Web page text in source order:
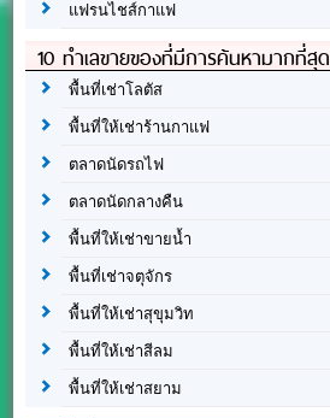
แฟรนไชส์กาแฟ
10 ทำเลขายของที่มีการค้นหามากที่สุด
พื้นที่เช่าโลตัส
พื้นที่ให้เช่าร้านกาแฟ
ตลาดนัดรถไฟ
ตลาดนัดกลางคืน
พื้นที่ให้เช่าขายน้ำ
พื้นที่เช่าจตุจักร
พื้นที่ให้เช่าสุขุมวิท
พื้นที่ให้เช่าสีลม
พื้นที่ให้เช่าสยาม